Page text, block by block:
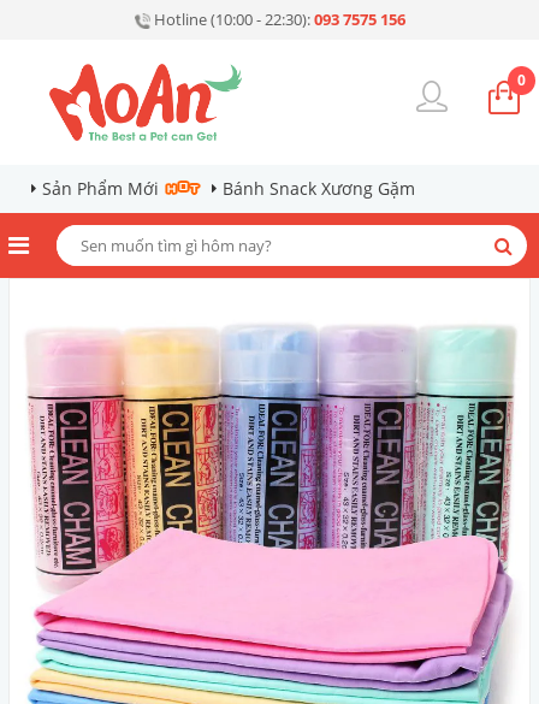
Hotline (10:00 - 22:30):093 7575 156
0
Sản Phẩm Mới Bánh Snack Xương Gặm